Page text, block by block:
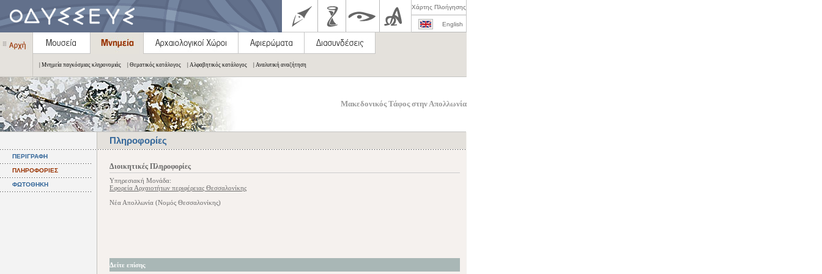
Χάρτης Πλοήγησης
English
| Μνημεία παγκόσμιας κληρονομιάς | Θεματικός κατάλογος | Αλφαβητικός κατάλογος | Αναλυτική αναζήτηση
Μακεδονικός Τάφος στην Απολλωνία
Πληροφορίες
ΠΕΡΙΓΡΑΦΗ
ΠΛΗΡΟΦΟΡΙΕΣ
ΦΩΤΟΘΗΚΗ
Διοικητικές Πληροφορίες
Υπηρεσιακή Μονάδα:
Εφορεία Αρχαιοτήτων περιφέρειας Θεσσαλονίκης
Νέα Απολλωνία (Νομός Θεσσαλονίκης)
Δείτε επίσης